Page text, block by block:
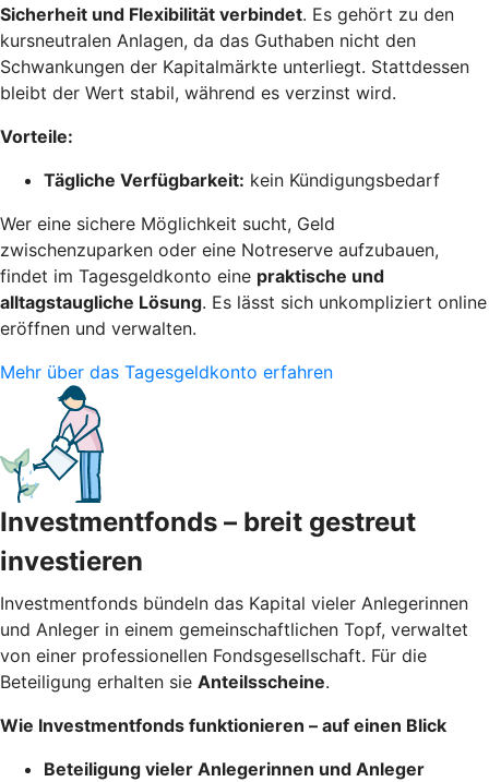
Sicherheit und Flexibilität verbindet. Es gehört zu den
kursneutralen Anlagen, da das Guthaben nicht den
Schwankungen der Kapitalmärkte unterliegt. Stattdessen
bleibt der Wert stabil, während es verzinst wird.
Vorteile:
Tägliche Verfügbarkeit: kein Kündigungsbedarf
Wer eine sichere Möglichkeit sucht, Geld
zwischenzuparken oder eine Notreserve aufzubauen,
findet im Tagesgeldkonto eine praktische und
alltagstaugliche Lösung. Es lässt sich unkompliziert online
eröffnen und verwalten.
Mehr über das Tagesgeldkonto erfahren
Investmentfonds – breit gestreut
investieren
Investmentfonds bündeln das Kapital vieler Anlegerinnen
und Anleger in einem gemeinschaftlichen Topf, verwaltet
von einer professionellen Fondsgesellschaft. Für die
Beteiligung erhalten sie Anteilsscheine.
Wie Investmentfonds funktionieren – auf einen Blick
Beteiligung vieler Anlegerinnen und Anleger